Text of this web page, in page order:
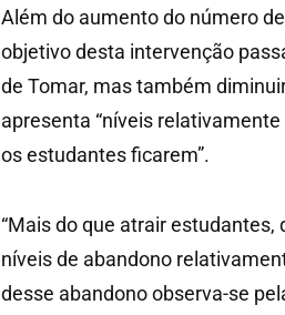
Além do aumento do número
objetivo desta intervenção
de Tomar, mas também
apresenta “níveis
os estudantes ficarem”.
“Mais do que atrair
níveis de abandono
desse abandono observa-se